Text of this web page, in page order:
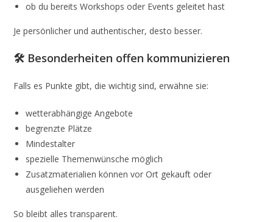
ob du bereits Workshops oder Events geleitet hast
Je persönlicher und authentischer, desto besser.
🛠️ Besonderheiten offen kommunizieren
Falls es Punkte gibt, die wichtig sind, erwähne sie:
wetterabhängige Angebote
begrenzte Plätze
Mindestalter
spezielle Themenwünsche möglich
Zusatzmaterialien können vor Ort gekauft oder
ausgeliehen werden
So bleibt alles transparent.